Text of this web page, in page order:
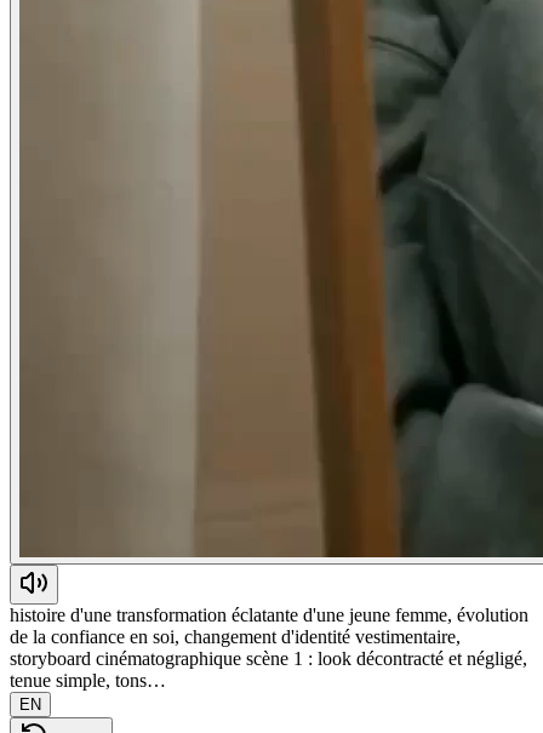
histoire d'une transformation éclatante d'une jeune femme, évolution
de la confiance en soi, changement d'identité vestimentaire,
storyboard cinématographique scène 1 : look décontracté et négligé,
tenue simple, tons…
EN